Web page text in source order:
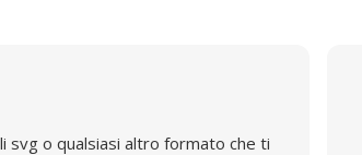
svg o qualsiasi altro formato che ti